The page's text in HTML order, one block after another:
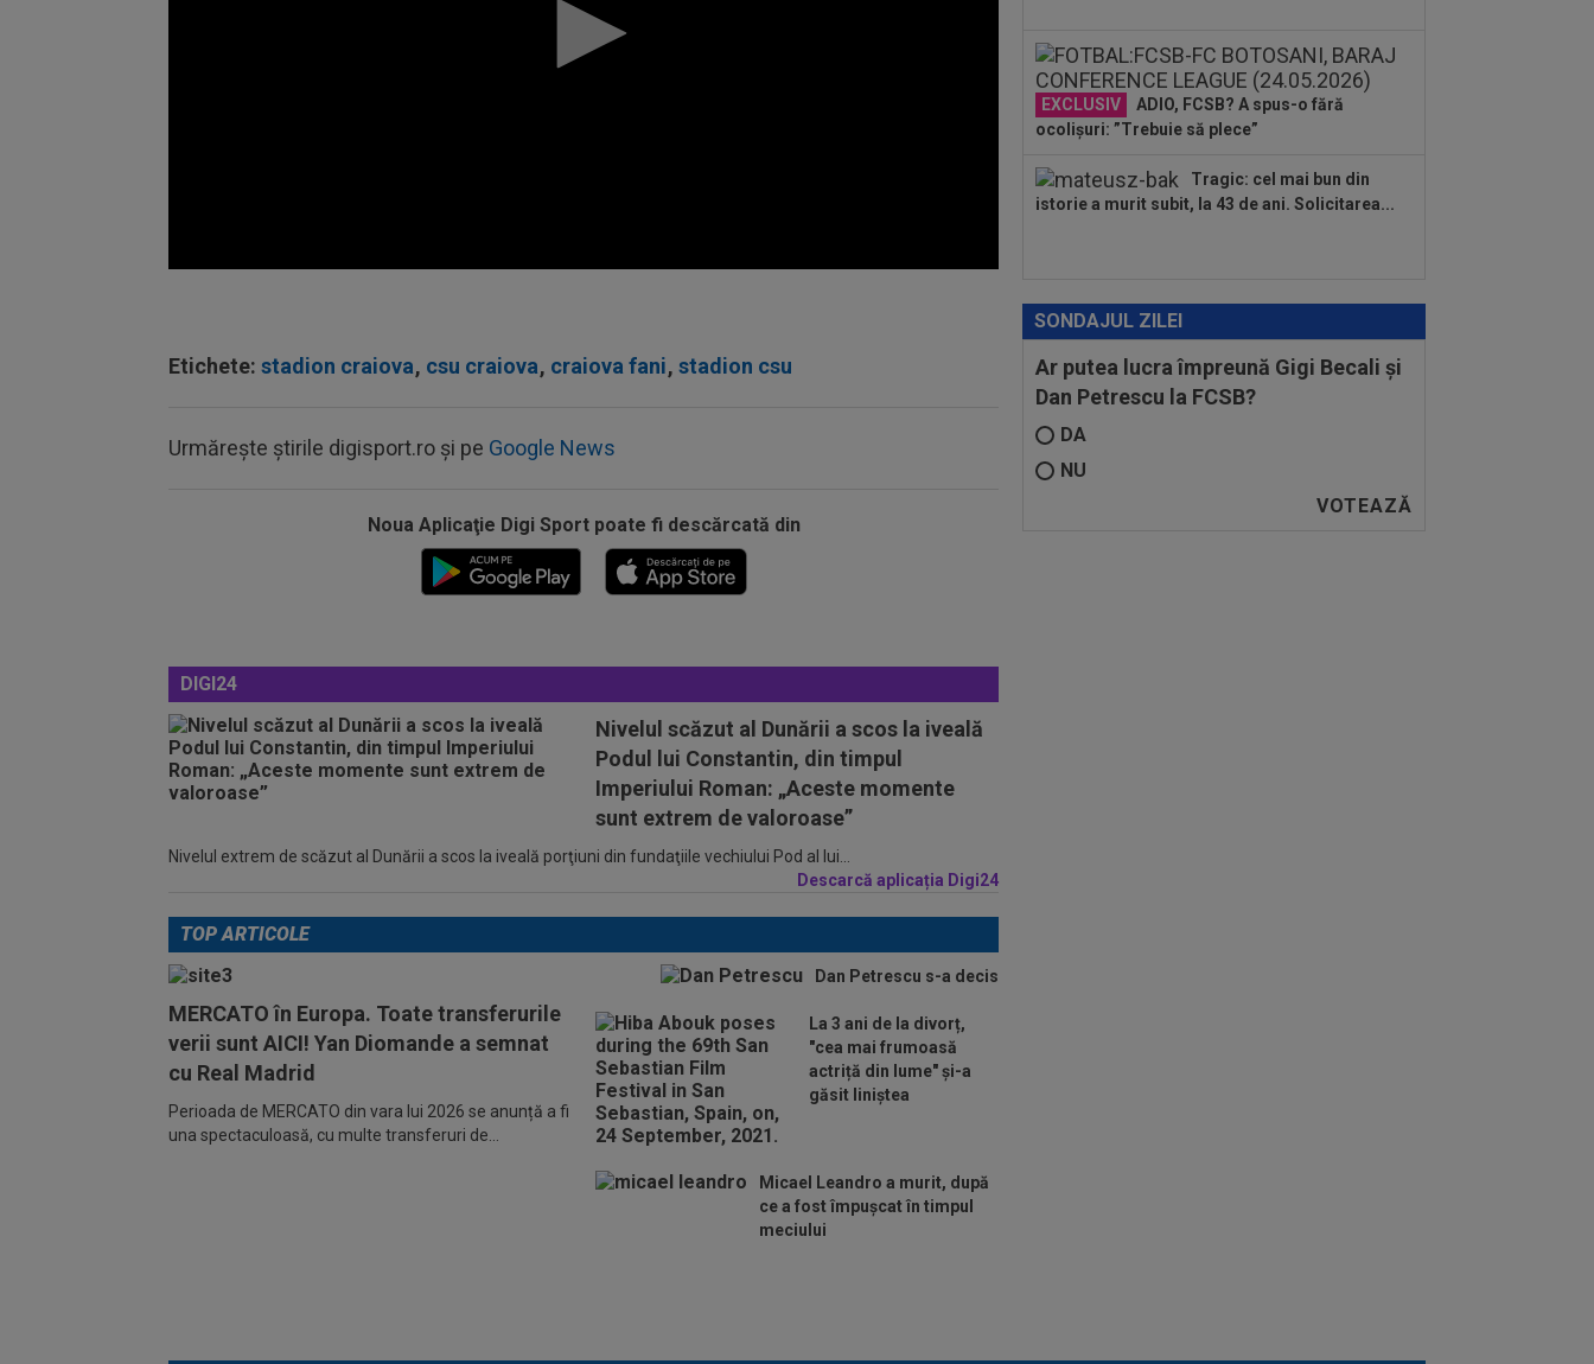
Etichete: stadion craiova, csu craiova, craiova fani, stadion csu
Urmărește știrile digisport.ro și pe Google News
Noua Aplicaţie Digi Sport poate fi descărcată din
DIGI24
Nivelul scăzut al Dunării a scos la iveală
Podul lui Constantin, din timpul
Imperiului Roman: „Aceste momente
sunt extrem de valoroase”
Nivelul extrem de scăzut al Dunării a scos la iveală porţiuni din fundaţiile vechiului Pod al lui...
Descarcă aplicația Digi24
EXCLUSIV
ADIO, FCSB? A spus-o fără
ocolișuri: ”Trebuie să plece”
Tragic: cel mai bun din
istorie a murit subit, la 43 de ani. Solicitarea...
SONDAJUL ZILEI
Ar putea lucra împreună Gigi Becali și
Dan Petrescu la FCSB?
DA
NU
TOP ARTICOLE
MERCATO în Europa. Toate transferurile
verii sunt AICI! Yan Diomande a semnat
cu Real Madrid
Perioada de MERCATO din vara lui 2026 se anunță a fi
una spectaculoasă, cu multe transferuri de...
Dan Petrescu s-a decis
La 3 ani de la divorț,
"cea mai frumoasă
actriță din lume" și-a
găsit liniștea
Micael Leandro a murit, după
ce a fost împușcat în timpul
meciului